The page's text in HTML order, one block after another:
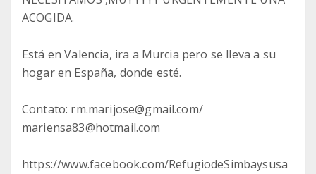
ACOGIDA.
Está en Valencia, ira a Murcia pero se lleva a su
hogar en España, donde esté.
Contato: rm.marijose@gmail.com/
mariensa83@hotmail.com
https://www.facebook.com/RefugiodeSimbaysusa